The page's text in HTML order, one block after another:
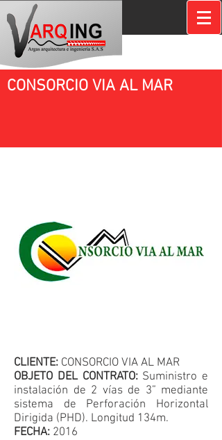
CONSORCIO VIA AL MAR
CLIENTE: CONSORCIO VIA AL MAR
OBJETO DEL CONTRATO: Suministro e
instalación de 2 vías de 3” mediante
sistema de Perforación Horizontal
Dirigida (PHD). Longitud 134m.
FECHA: 2016